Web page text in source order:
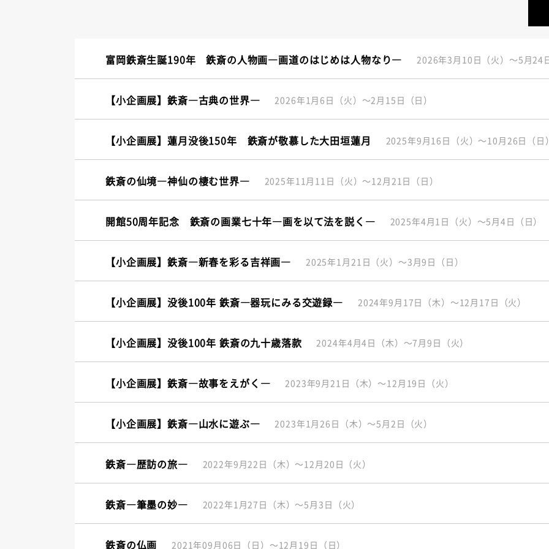
富岡鉄斎生誕190年 鉄斎の人物画―画道のはじめは人物なり― 2026年3月10日（火）～5月24
【小企画展】鉄斎―古典の世界― 2026年1月6日（火）～2月15日（日）
【小企画展】蓮月没後150年 鉄斎が敬慕した大田垣蓮月 2025年9月16日（火）～10月26日（日
鉄斎の仙境―神仙の棲む世界― 2025年11月11日（火）～12月21日（日）
開館50周年記念 鉄斎の画業七十年―画を以て法を説く― 2025年4月1日（火）～5月4日（日）
【小企画展】鉄斎―新春を彩る吉祥画― 2025年1月21日（火）～3月9日（日）
【小企画展】没後100年 鉄斎―器玩にみる交遊録― 2024年9月17日（木）～12月17日（火）
【小企画展】没後100年 鉄斎の九十歳落款 2024年4月4日（木）～7月9日（火）
【小企画展】鉄斎―故事をえがく― 2023年9月21日（木）～12月19日（火）
【小企画展】鉄斎―山水に遊ぶ― 2023年1月26日（木）～5月2日（火）
鉄斎―歴訪の旅― 2022年9月22日（木）～12月20日（火）
鉄斎―筆墨の妙― 2022年1月27日（木）～5月3日（火）
鉄斎の仏画 2021年09月06日（日）～12月19日（日）